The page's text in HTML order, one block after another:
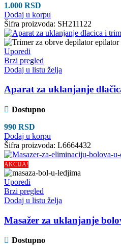
1.000 RSD
Dodaj u korpu
Šifra proizvoda: SH211122
Uporedi
Brzi pregled
Dodaj u listu želja
Aparat za uklanjanje
Dostupno
990 RSD
Dodaj u korpu
Šifra proizvoda: L6664432
AKCIJA!
Uporedi
Brzi pregled
Dodaj u listu želja
Masažer za uklanjanje
Dostupno